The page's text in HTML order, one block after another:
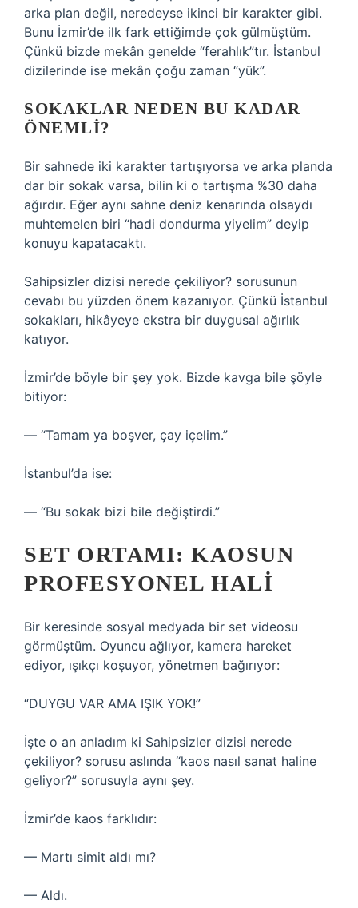
arka plan değil, neredeyse ikinci bir karakter gibi.
Bunu İzmir’de ilk fark ettiğimde çok gülmüştüm.
Çünkü bizde mekân genelde “ferahlık”tır. İstanbul
dizilerinde ise mekân çoğu zaman “yük”.
SOKAKLAR NEDEN BU KADAR
ÖNEMLI?
Bir sahnede iki karakter tartışıyorsa ve arka planda
dar bir sokak varsa, bilin ki o tartışma %30 daha
ağırdır. Eğer aynı sahne deniz kenarında olsaydı
muhtemelen biri “hadi dondurma yiyelim” deyip
konuyu kapatacaktı.
Sahipsizler dizisi nerede çekiliyor? sorusunun
cevabı bu yüzden önem kazanıyor. Çünkü İstanbul
sokakları, hikâyeye ekstra bir duygusal ağırlık
katıyor.
İzmir’de böyle bir şey yok. Bizde kavga bile şöyle
bitiyor:
— “Tamam ya boşver, çay içelim.”
İstanbul’da ise:
— “Bu sokak bizi bile değiştirdi.”
SET ORTAMI: KAOSUN
PROFESYONEL HALI
Bir keresinde sosyal medyada bir set videosu
görmüştüm. Oyuncu ağlıyor, kamera hareket
ediyor, ışıkçı koşuyor, yönetmen bağırıyor:
“DUYGU VAR AMA IŞIK YOK!”
İşte o an anladım ki Sahipsizler dizisi nerede
çekiliyor? sorusu aslında “kaos nasıl sanat haline
geliyor?” sorusuyla aynı şey.
İzmir’de kaos farklıdır:
— Martı simit aldı mı?
— Aldı.